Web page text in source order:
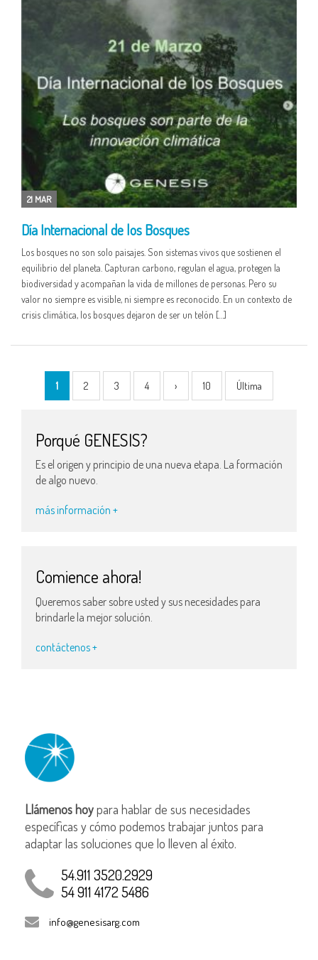
21 MAR
Día Internacional de los Bosques
Los bosques no son solo paisajes. Son sistemas vivos que sostienen el
equilibrio del planeta. Capturan carbono, regulan el agua, protegen la
biodiversidad y acompañan la vida de millones de personas. Pero su
valor no siempre es visible, ni siempre es reconocido. En un contexto de
crisis climática, los bosques dejaron de ser un telón […]
1 2 3 4 › 10 Última
Porqué GENESIS?
Es el origen y principio de una nueva etapa. La formación
de algo nuevo.
más información +
Comience ahora!
Queremos saber sobre usted y sus necesidades para
brindarle la mejor solución.
contáctenos +
Llámenos hoypara hablar de sus necesidades
específicas y cómo podemos trabajar juntos para
adaptar las soluciones que lo lleven al éxito.
54.911 3520.2929
54 911 4172 5486
info@genesisarg.com